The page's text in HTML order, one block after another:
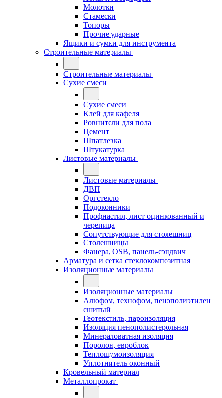
Молотки
Стамески
Топоры
Прочие ударные
Ящики и сумки для инструмента
Строительные материалы
Строительные материалы
Сухие смеси
Сухие смеси
Клей для кафеля
Ровнители для пола
Цемент
Шпатлевка
Штукатурка
Листовые материалы
Листовые материалы
ДВП
Оргстекло
Подоконники
Профнастил, лист оцинкованный и
черепица
Сопутствующие для столешниц
Столешницы
Фанера, OSB, панель-сэндвич
Арматура и сетка стеклокомпозитная
Изоляционные материалы
Изоляционные материалы
Алюфом, технофом, пенополиэтилен
сшитый
Геотекстиль, пароизоляция
Изоляция пенополистерольная
Минераловатная изоляция
Поролон, евроблок
Теплошумоизоляция
Уплотнитель оконный
Кровельный материал
Металлопрокат